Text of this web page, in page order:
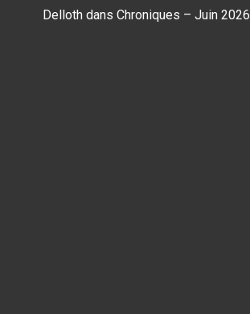
Delloth dans Chroniques – Juin 2026